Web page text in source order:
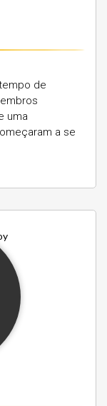
de
uma
a se